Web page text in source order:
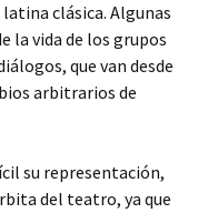
clásica. Algunas
la vida de los grupos
que van desde
arbitrarios de
su representación,
del teatro, ya que